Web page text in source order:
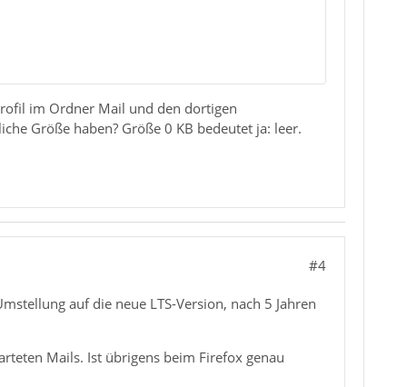
im Ordner Mail und den dortigen
Größe haben? Größe 0 KB bedeutet ja: leer.
#4
auf die neue LTS-Version, nach 5 Jahren
Mails. Ist übrigens beim Firefox genau